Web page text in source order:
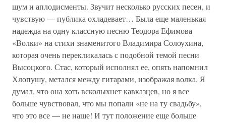
шум и аплодисменты. Звучит несколько русских песен, и
чувствую — публика охладевает… Была еще маленькая
надежда на одну классную песню Теодора Ефимова
«Волки» на стихи знаменитого Владимира Солоухина,
которая очень перекликалась с подобной темой песни
Высоцкого. Стас, который исполнял ее, опять напомнил
Хлопушу, метался между гитарами, изображая волка. Я
думал, что она хоть всколыхнет кавказцев, но я все
больше чувствовал, что мы попали «не на ту свадьбу»,
что это все — не наше! И тут положение еще больше